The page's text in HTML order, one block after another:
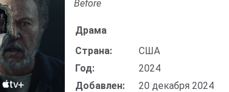
Before
Драма
Страна:
США
Год:
2024
Добавлен:
20 декабря 2024